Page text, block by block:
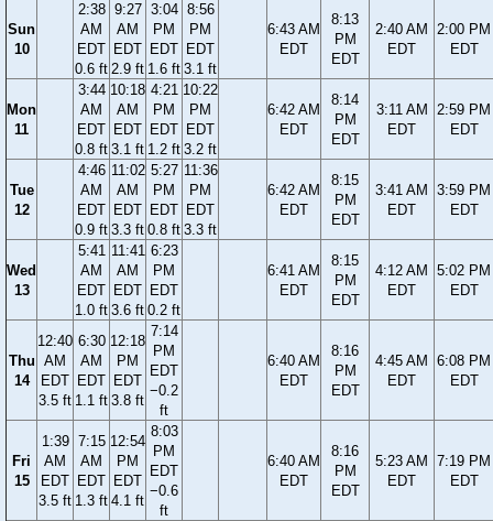
Sun
10
2:38
AM
EDT
0.6 ft
9:27
AM
EDT
2.9 ft
3:04
PM
EDT
1.6 ft
8:56
PM
EDT
3.1 ft
6:43 AM
EDT
8:13
PM
EDT
2:40 AM
EDT
2:00 PM
EDT
Mon
11
3:44
AM
EDT
0.8 ft
10:18
AM
EDT
3.1 ft
4:21
PM
EDT
1.2 ft
10:22
PM
EDT
3.2 ft
6:42 AM
EDT
8:14
PM
EDT
3:11 AM
EDT
2:59 PM
EDT
Tue
12
4:46
AM
EDT
0.9 ft
11:02
AM
EDT
3.3 ft
5:27
PM
EDT
0.8 ft
11:36
PM
EDT
3.3 ft
6:42 AM
EDT
8:15
PM
EDT
3:41 AM
EDT
3:59 PM
EDT
Wed
13
5:41
AM
EDT
1.0 ft
11:41
AM
EDT
3.6 ft
6:23
PM
EDT
0.2 ft
6:41 AM
EDT
8:15
PM
EDT
4:12 AM
EDT
5:02 PM
EDT
Thu
14
12:40
AM
EDT
3.5 ft
6:30
AM
EDT
1.1 ft
12:18
PM
EDT
3.8 ft
7:14
PM
EDT
−0.2
ft
6:40 AM
EDT
8:16
PM
EDT
4:45 AM
EDT
6:08 PM
EDT
Fri
15
1:39
AM
EDT
3.5 ft
7:15
AM
EDT
1.3 ft
12:54
PM
EDT
4.1 ft
8:03
PM
EDT
−0.6
ft
6:40 AM
EDT
8:16
PM
EDT
5:23 AM
EDT
7:19 PM
EDT